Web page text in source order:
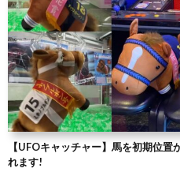
【UFOキャッチャー】馬を初期位
れます!